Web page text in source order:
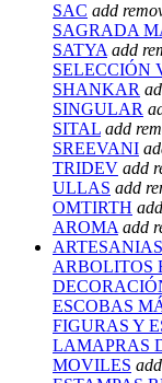
SAC add
SAGRADA
SATYA add
SELECCIÓN
SHANKAR
SINGULAR
SITAL add
SREEVANI
TRIDEV add
ULLAS add
OMTIRTH add
AROMA add
ARTESANIAS
ARBOLITOS
ESCOBAS
FIGURAS Y
LAMAPRAS
MOVILES add